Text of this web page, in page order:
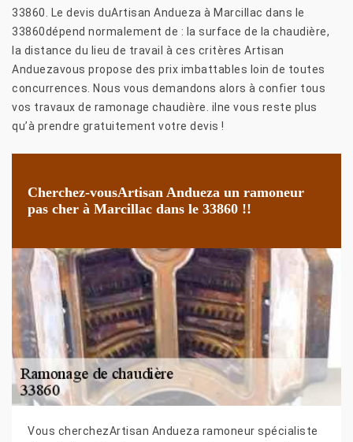
33860. Le devis duArtisan Andueza à Marcillac dans le
33860dépend normalement de : la surface de la chaudière,
la distance du lieu de travail à ces critères Artisan
Anduezavous propose des prix imbattables loin de toutes
concurrences. Nous vous demandons alors à confier tous
vos travaux de ramonage chaudière. ilne vous reste plus
qu’à prendre gratuitement votre devis !
Cherchez-vousArtisan Andueza un ramoneur
pas cher à Marcillac dans le 33860 !!
Vous cherchezArtisan Andueza ramoneur spécialiste